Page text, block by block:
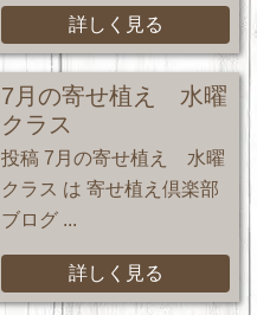
詳しく見る
7月の寄せ植え 水曜
クラス
投稿 7月の寄せ植え 水曜
クラス は 寄せ植え倶楽部
ブログ ...
詳しく見る